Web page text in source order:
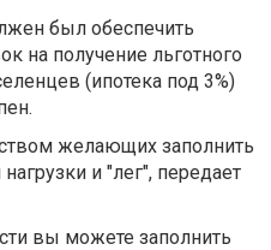
был обеспечить
на получение льготного
(ипотека под 3%)
желающих заполнить
и "лег", передает
вы можете заполнить